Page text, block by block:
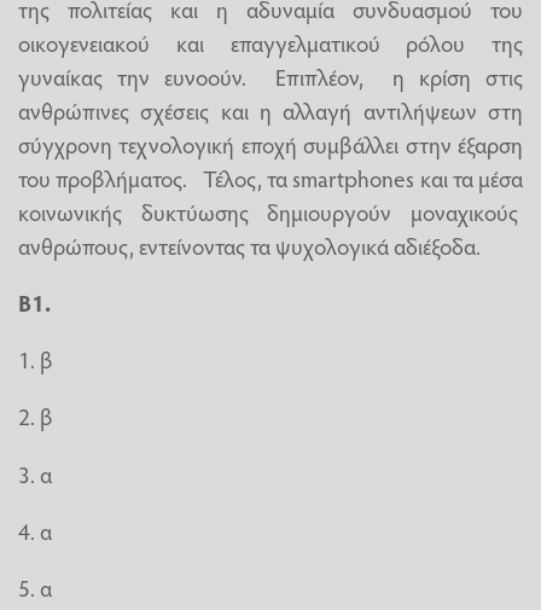
της πολιτείας και η αδυναμία συνδυασμού του
οικογενειακού και επαγγελματικού ρόλου της
γυναίκας την ευνοούν. Επιπλέον, η κρίση στις
ανθρώπινες σχέσεις και η αλλαγή αντιλήψεων στη
σύγχρονη τεχνολογική εποχή συμβάλλει στην έξαρση
του προβλήματος. Τέλος, τα smartphones και τα μέσα
κοινωνικής δυκτύωσης δημιουργούν μοναχικούς
ανθρώπους, εντείνοντας τα ψυχολογικά αδιέξοδα.
Β1.
1. β
2. β
3. α
4. α
5. α